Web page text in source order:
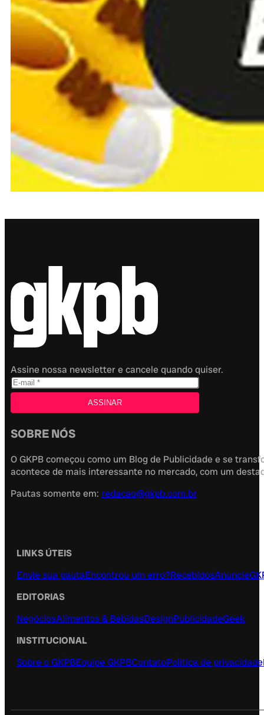
Assine nossa newsletter e cancele quando quiser.
SOBRE NÓS
O GKPB começou como um Blog de Publicidade e se
acontece de mais interessante no mercado, com um
Pautas somente em: redacao@gkpb.com.br
LINKS ÚTEIS
Envie sua pautaEncontrou um erro?RecebidosAnuncie
EDITORIAS
NegóciosAlimentos & BebidasDesignPublicidadeGeek
INSTITUCIONAL
Sobre o GKPBEquipe GKPBContatoPolítica de privacidade